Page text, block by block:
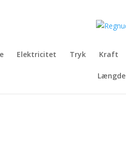
Elektricitet Tryk Kraft
Længde